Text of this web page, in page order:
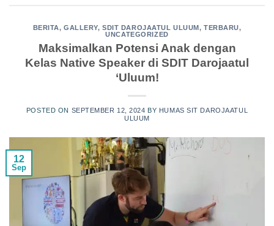
BERITA,GALLERY,SDIT DAROJAATUL ULUUM, TERBARU,
UNCATEGORIZED
Maksimalkan Potensi Anak dengan
Kelas Native Speaker di SDIT Darojaatul
‘Uluum!
POSTED ON SEPTEMBER 12, 2024 BY HUMAS SIT DAROJAATUL
ULUUM
12
Sep